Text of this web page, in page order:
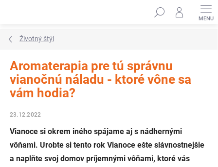
Hľadať
Životný štýl
Aromaterapia pre tú správnu
vianočnú náladu - ktoré vône sa
vám hodia?
23.12.2022
Vianoce si okrem iného spájame aj s nádhernými
vôňami. Urobte si tento rok Vianoce ešte slávnostnejšie
a naplňte svoj domov príjemnými vôňami, ktoré vás